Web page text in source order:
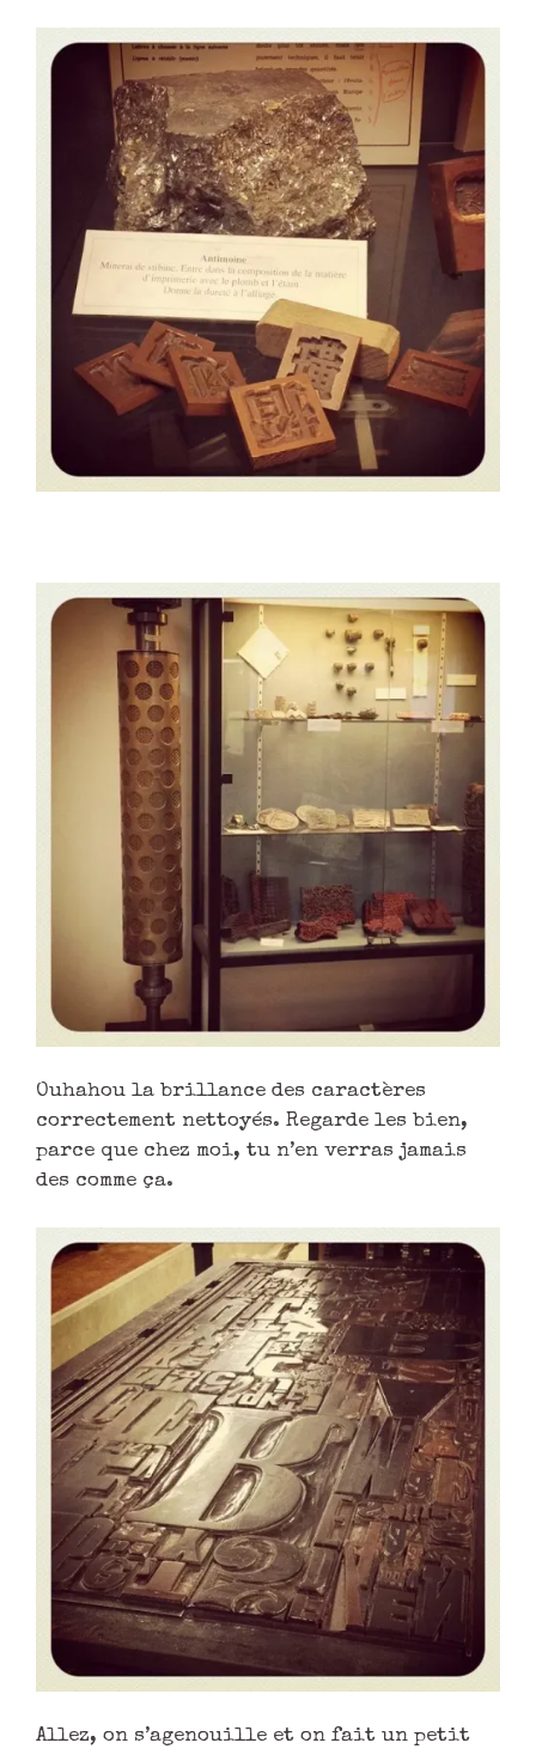
Ouhahou la brillance des caractères
correctement nettoyés. Regarde les bien,
parce que chez moi, tu n’en verras jamais
des comme ça.
Allez, on s’agenouille et on fait un petit